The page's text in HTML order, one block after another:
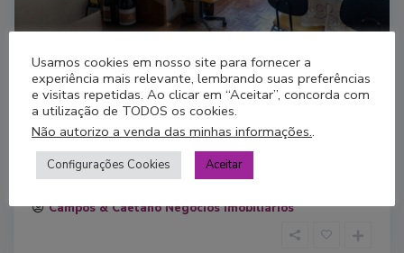
Rua dos Buritis, 54 | Condomínio
Buritis
R$ 370.000.01
Apartamento à venda (mobiliado), possui 42m² bem
distribuídos, sendo: 1 qua
[mais]
Campos & Caetano Negócios Imobiliários
Usamos cookies em nosso site para fornecer a
experiência mais relevante, lembrando suas preferências
e visitas repetidas. Ao clicar em “Aceitar”, concorda com
a utilização de TODOS os cookies.
Não autorizo a venda das minhas informações..
Configurações Cookies Aceitar